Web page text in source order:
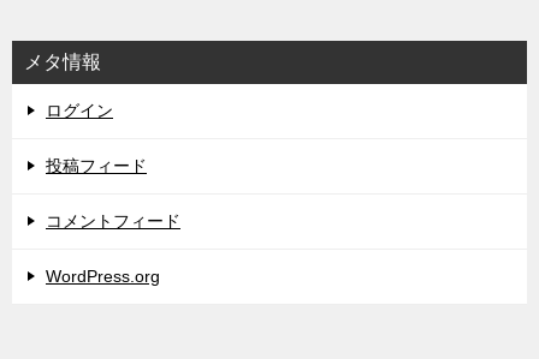
メタ情報
ログイン
投稿フィード
コメントフィード
WordPress.org